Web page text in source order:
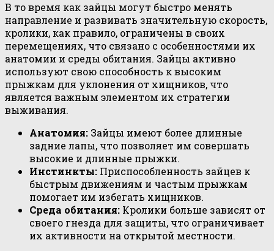
В то время как зайцы могут быстро менять
направление и развивать значительную скорость,
кролики, как правило, ограничены в своих
перемещениях, что связано с особенностями их
анатомии и среды обитания. Зайцы активно
используют свою способность к высоким
прыжкам для уклонения от хищников, что
является важным элементом их стратегии
выживания.
Анатомия: Зайцы имеют более длинные
задние лапы, что позволяет им совершать
высокие и длинные прыжки.
Инстинкты: Приспособленность зайцев к
быстрым движениям и частым прыжкам
помогает им избегать хищников.
Среда обитания: Кролики больше зависят от
своего гнезда для защиты, что ограничивает
их активности на открытой местности.